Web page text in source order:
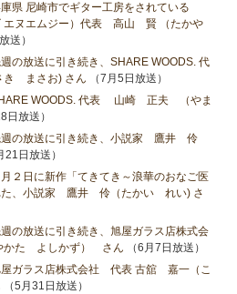
県 尼崎市でギター工房をされている
エヌエムジー）代表 高山 賢 （たかや
送）
の放送に引き続き、SHARE WOODS. 代
まさお) さん （7月5日放送）
WOODS. 代表 山崎 正夫 （やま
日放送）
週の放送に引き続き、小説家 鷹井 伶
21日放送）
２日に新作「てきてき～浪華のおなご医
た、小説家 鷹井 伶（たかい れい) さ
の放送に引き続き、旭屋ガラス店株式会
た よしかず） さん （6月7日放送）
屋ガラス店株式会社 代表 古舘 嘉一（こ
（5月31日放送）